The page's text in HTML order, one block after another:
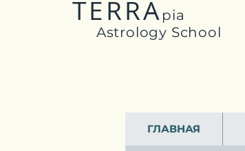
TERRA pia
Astrology School
ГЛАВНАЯ